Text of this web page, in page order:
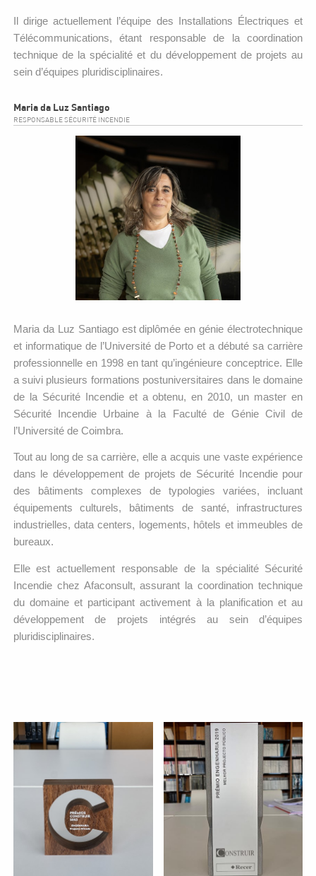
Il dirige actuellement l’équipe des Installations Électriques et
Télécommunications, étant responsable de la coordination
technique de la spécialité et du développement de projets au
sein d’équipes pluridisciplinaires.
Maria da Luz Santiago
RESPONSABLE SÉCURITÉ INCENDIE
Maria da Luz Santiago est diplômée en génie électrotechnique
et informatique de l’Université de Porto et a débuté sa carrière
professionnelle en 1998 en tant qu’ingénieure conceptrice. Elle
a suivi plusieurs formations postuniversitaires dans le domaine
de la Sécurité Incendie et a obtenu, en 2010, un master en
Sécurité Incendie Urbaine à la Faculté de Génie Civil de
l’Université de Coimbra.
Tout au long de sa carrière, elle a acquis une vaste expérience
dans le développement de projets de Sécurité Incendie pour
des bâtiments complexes de typologies variées, incluant
équipements culturels, bâtiments de santé, infrastructures
industrielles, data centers, logements, hôtels et immeubles de
bureaux.
Elle est actuellement responsable de la spécialité Sécurité
Incendie chez Afaconsult, assurant la coordination technique
du domaine et participant activement à la planification et au
développement de projets intégrés au sein d’équipes
pluridisciplinaires.
projet:Nouvelle usine de
connecteurs Fischer
entité:
MEILLEUR PROJET
PUBLIQUE
projet:
Passarelle du
Musée des Carrosses